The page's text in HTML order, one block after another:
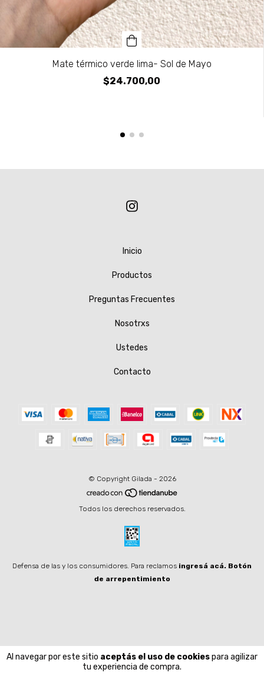
Al navegar por este sitio aceptás el uso de cookiespara agilizar
tu experiencia de compra.
Mate térmico verde lima- Sol de Mayo
$24.700,00
Inicio
Productos
Preguntas Frecuentes
Nosotrxs
Ustedes
Contacto
© Copyright Gilada - 2026
Todos los derechos reservados.
Defensa de las y los consumidores. Para reclamos ingresá acá. Botón
de arrepentimiento